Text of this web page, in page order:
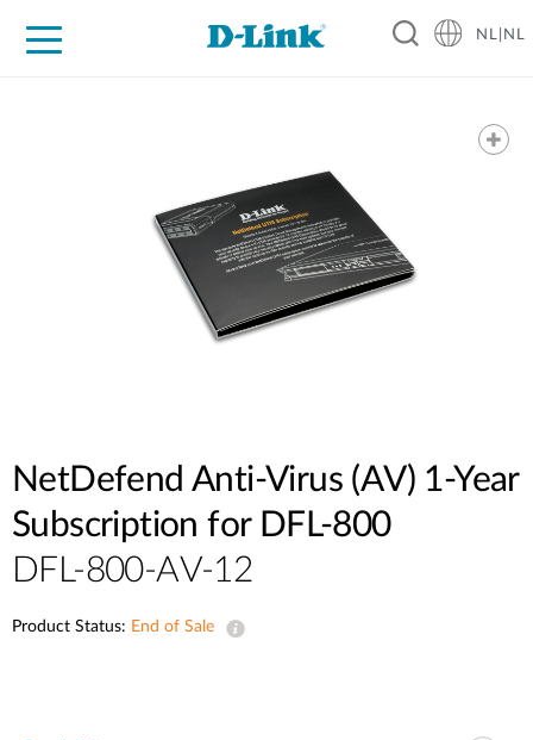
NL|NL
NetDefend Anti-Virus (AV) 1-Year
Subscription for DFL-800
DFL-800-AV-12
Product Status: End of Sale